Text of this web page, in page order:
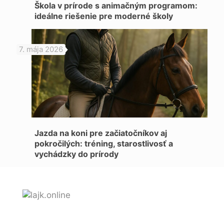
Škola v prírode s animačným programom:
ideálne riešenie pre moderné školy
7. mája 2026
Jazda na koni pre začiatočníkov aj
pokročilých: tréning, starostlivosť a
vychádzky do prírody